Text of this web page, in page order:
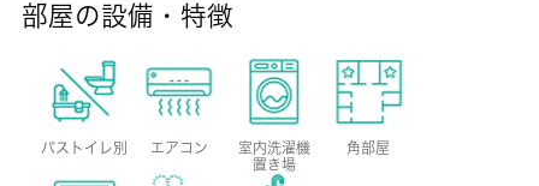
部屋の設備・特徴
バストイレ別 エアコン
室内洗濯機
置き場
角部屋